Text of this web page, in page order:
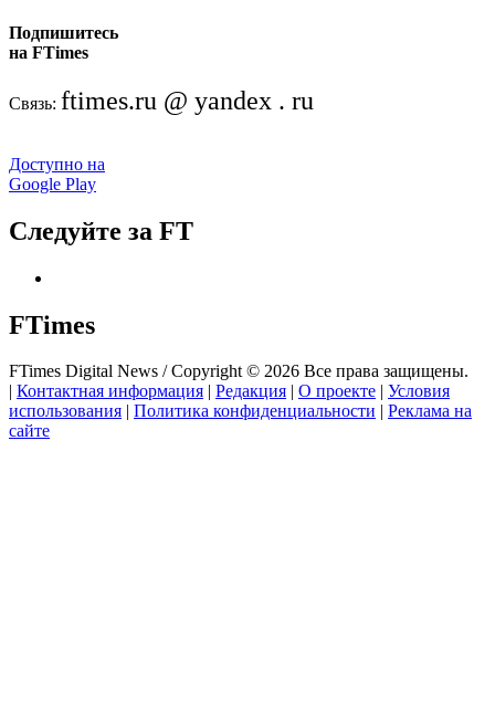
Подпишитесь
на FTimes
Связь: ftimes.ru @ yandex . ru
Доступно на
Google Play
Следуйте за FT
FTimes
FTimes Digital News / Copyright © 2026 Все права защищены.
Контактная информация Редакция О проекте
Условия
использования
Политика конфиденциальности
Реклама на
сайте